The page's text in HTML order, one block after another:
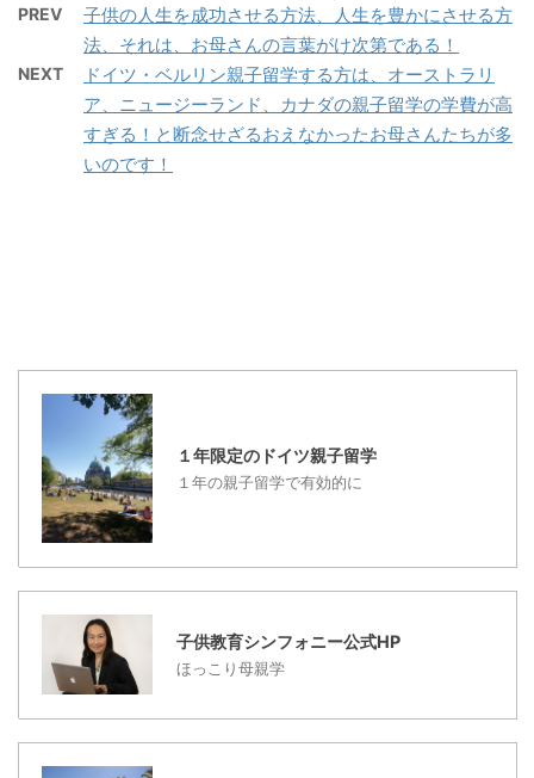
入国突然に、”生味噌は
大丈夫かな？”と不安に
なりました。生ですか
ら、普通の味噌と違うか
な？と。。。 少し、不安
が顔に出ていたのか、入
期であると言われていま
す。 日本語脳を優先させ
るのであれば、８歳を過
ぎた時期で、日本語を確
立してから、ドイツに親
日曜日の朝。親子留学は
壮大な人生のテーマとつ
ながっていることに気が
付く。 日曜日・・・ドイ
ツは、すべてのお店がお
休みなので、今日はどこ
です。） 日曜日は、たい
てい、どこにもでかけな
いので、掃除デーで、床
の水拭きをする日にして
います。 息子もだらだら
と遅くまで寝ているし、
ドイツ人も週末は、お昼
頃まで寝ている人が多
い・・・らしいのです。
私は、平日は、午前３時
～４時ごろに起床する ...
PREV
子供の人生を成功させる方法、人生を豊かにさせる方
法、それは、お母さんの言葉がけ次第である！
NEXT
ドイツ・ベルリン親子留学する方は、オーストラリ
ア、ニュージーランド、カナダの親子留学の学費が高
すぎる！と断念せざるおえなかったお母さんたちが多
いのです！
１年限定のドイツ親子留学
１年の親子留学で有効的に
子供教育シンフォニー公式HP
ほっこり母親学